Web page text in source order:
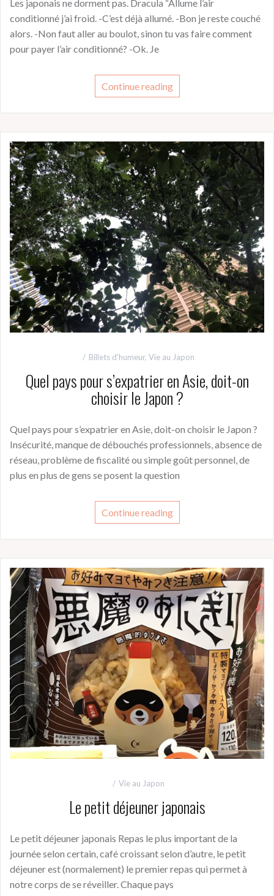
Les japonais ne dorment pas. Dracula “Allume l’air
conditionné j’ai froid. -C’est déjà allumé. -Bon je reste couché
alors. -Non faut aller au boulot, sinon tu vas faire comment
pour payer l’air conditionné? -Ok. Je
Continue reading
Billets d'humeur, Vie au Japon
Quel pays pour s’expatrier en Asie, doit-on
choisir le Japon ?
Quel pays pour s’expatrier en Asie, doit-on choisir le Japon ?
Insécurité, manque de débouchés professionnels, absence de
réseau, problème de fiscalité ou simple goût personnel, de
plus en plus de gens se posent la question
Continue reading
Vie au Japon
Le petit déjeuner japonais
Le petit déjeuner japonais Repas le plus important de la
journée selon certain, café croissant selon d’autre, le petit
déjeuner est (normalement) le premier repas qui permet à
notre corps de se réveiller. Chaque pays